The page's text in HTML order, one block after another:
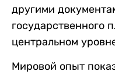
другими
государственного
центральном
Мировой опыт